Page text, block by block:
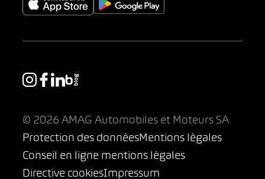
© 2026 AMAG Automobiles et Moteurs SA
Protection des donnéesMentions légales
Conseil en ligne mentions légales
Directive cookiesImpressum